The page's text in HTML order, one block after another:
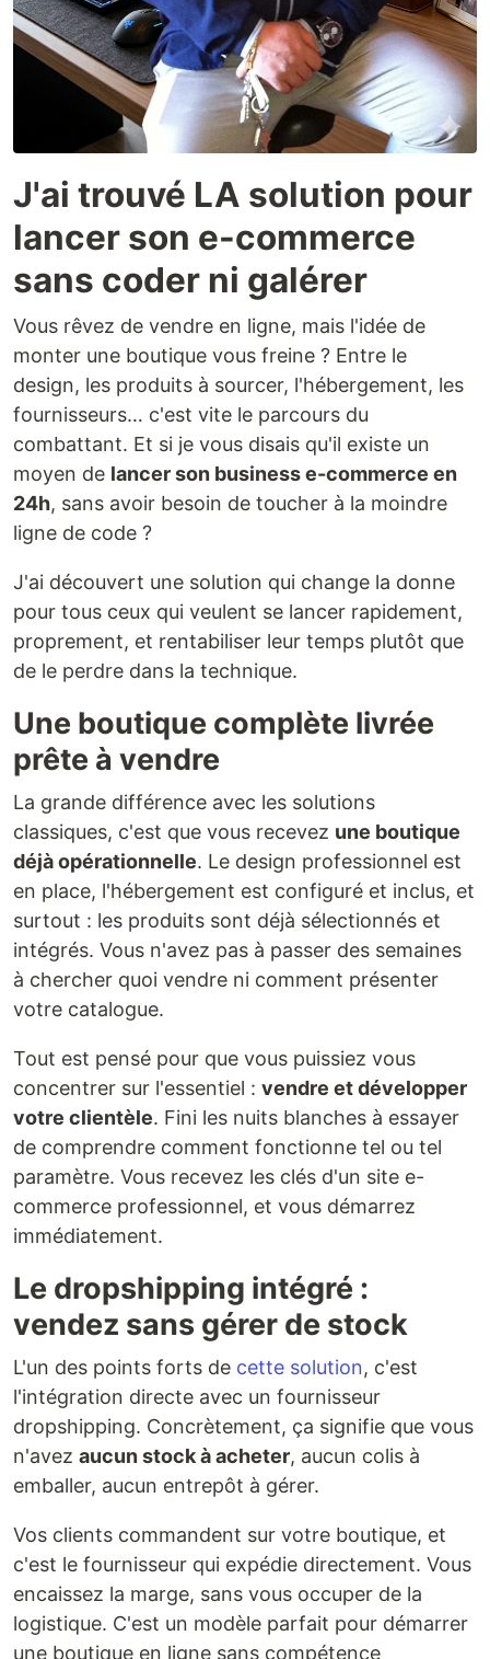
J'ai trouvé LA solution pour
lancer son e-commerce
sans coder ni galérer
Vous rêvez de vendre en ligne, mais l'idée de
monter une boutique vous freine ? Entre le
design, les produits à sourcer, l'hébergement, les
fournisseurs… c'est vite le parcours du
combattant. Et si je vous disais qu'il existe un
moyen de lancer son business e-commerce en
24h, sans avoir besoin de toucher à la moindre
ligne de code ?
J'ai découvert une solution qui change la donne
pour tous ceux qui veulent se lancer rapidement,
proprement, et rentabiliser leur temps plutôt que
de le perdre dans la technique.
Une boutique complète livrée
prête à vendre
La grande différence avec les solutions
classiques, c'est que vous recevez une boutique
déjà opérationnelle. Le design professionnel est
en place, l'hébergement est configuré et inclus, et
surtout : les produits sont déjà sélectionnés et
intégrés. Vous n'avez pas à passer des semaines
à chercher quoi vendre ni comment présenter
votre catalogue.
Tout est pensé pour que vous puissiez vous
concentrer sur l'essentiel : vendre et développer
votre clientèle. Fini les nuits blanches à essayer
de comprendre comment fonctionne tel ou tel
paramètre. Vous recevez les clés d'un site e-
commerce professionnel, et vous démarrez
immédiatement.
Le dropshipping intégré :
vendez sans gérer de stock
L'un des points forts de cette solution, c'est
l'intégration directe avec un fournisseur
dropshipping. Concrètement, ça signifie que vous
n'avez aucun stock à acheter, aucun colis à
emballer, aucun entrepôt à gérer.
Vos clients commandent sur votre boutique, et
c'est le fournisseur qui expédie directement. Vous
encaissez la marge, sans vous occuper de la
logistique. C'est un modèle parfait pour démarrer
une boutique en ligne sans compétence